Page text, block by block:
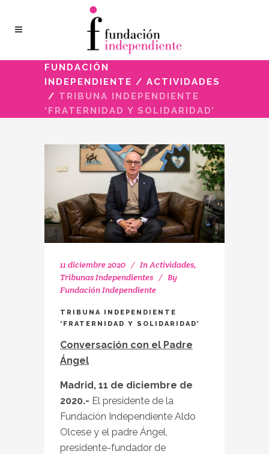
FUNDACIÓN
INDEPENDIENTE / ACTIVIDADES
/ TRIBUNA INDEPENDIENTE
‘FRATERNIDAD Y SOLIDARIDAD’
11 diciembre 2020 InActividades,
Tribunas Independientes
By
Fundación Independiente
TRIBUNA INDEPENDIENTE
‘FRATERNIDAD Y SOLIDARIDAD’
Conversación con el Padre
Ángel
Madrid, 11 de diciembre de
2020.- El presidente de la
Fundación Independiente Aldo
Olcese y el padre Ángel,
presidente-fundador de